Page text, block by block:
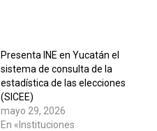
Presenta INE en Yucatán el
sistema de consulta de la
estadística de las elecciones
(SICEE)
mayo 29, 2026
En «Instituciones